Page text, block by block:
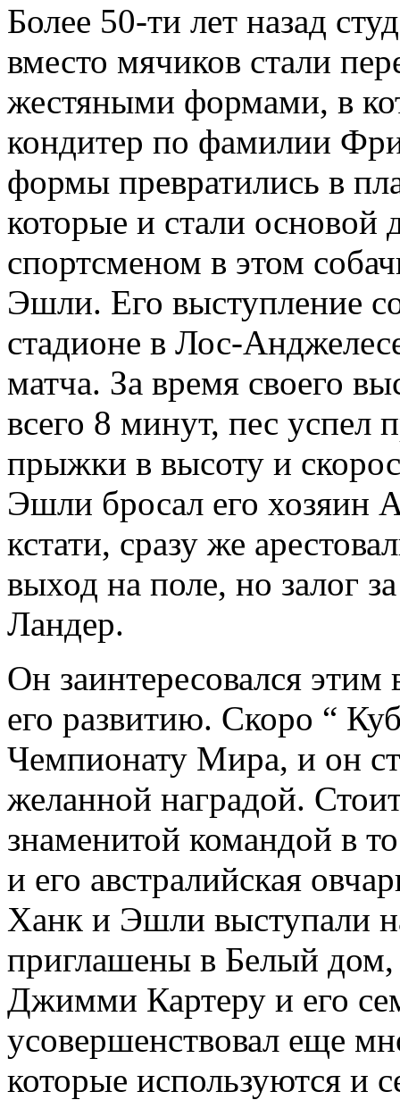
Более 50-ти лет назад
вместо мячиков стали
жестяными формами, в
кондитер по фамилии
формы превратились в
которые и стали
спортсменом в этом
Эшли. Его выступление
стадионе в Лос-
матча. За время своего
всего 8 минут, пес успел
прыжки в высоту и
Эшли бросал его хозяин
кстати, сразу же
выход на поле, но залог
Ландер.
Он заинтересовался
его развитию. Скоро “
Чемпионату Мира, и он
желанной наградой.
знаменитой командой в
и его австралийская
Ханк и Эшли выступали
приглашены в Белый дом,
Джимми Картеру и его
усовершенствовал еще
которые используются и